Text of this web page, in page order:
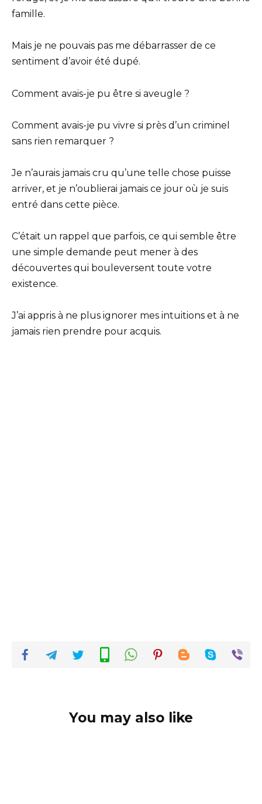
famille.
Mais je ne pouvais pas me débarrasser de ce
sentiment d’avoir été dupé.
Comment avais-je pu être si aveugle ?
Comment avais-je pu vivre si près d’un criminel
sans rien remarquer ?
Je n’aurais jamais cru qu’une telle chose puisse
arriver, et je n’oublierai jamais ce jour où je suis
entré dans cette pièce.
C’était un rappel que parfois, ce qui semble être
une simple demande peut mener à des
découvertes qui bouleversent toute votre
existence.
J’ai appris à ne plus ignorer mes intuitions et à ne
jamais rien prendre pour acquis.
You may also like